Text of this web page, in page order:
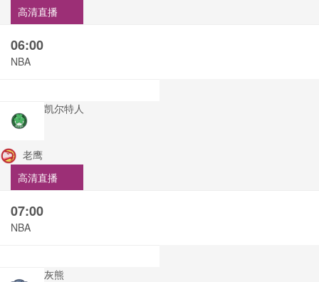
高清直播
06:00
NBA
凯尔特人
老鹰
高清直播
07:00
NBA
灰熊